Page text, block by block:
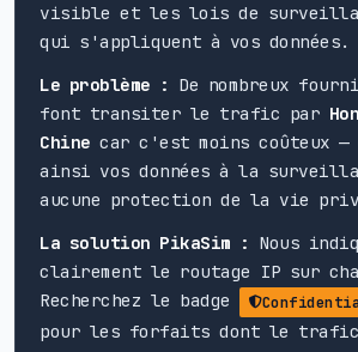
visible et les lois de
qui s'appliquent à vos données.
Le problème : De nombreux
font transiter le trafic par
Chine car c'est moins coûteux —
ainsi vos données à la
aucune protection de la vie
La solution PikaSim : Nous
clairement le routage IP sur
Recherchez le badge
pour les forfaits dont le